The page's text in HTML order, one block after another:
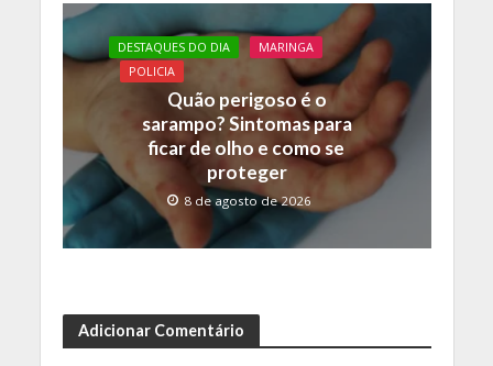
DESTAQUES DO DIA
MARINGA
POLICIA
Quão perigoso é o
sarampo? Sintomas para
ficar de olho e como se
proteger
8 de agosto de 2026
Adicionar Comentário